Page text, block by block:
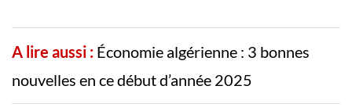
A lire aussi : Économie algérienne : 3 bonnes
nouvelles en ce début d’année 2025